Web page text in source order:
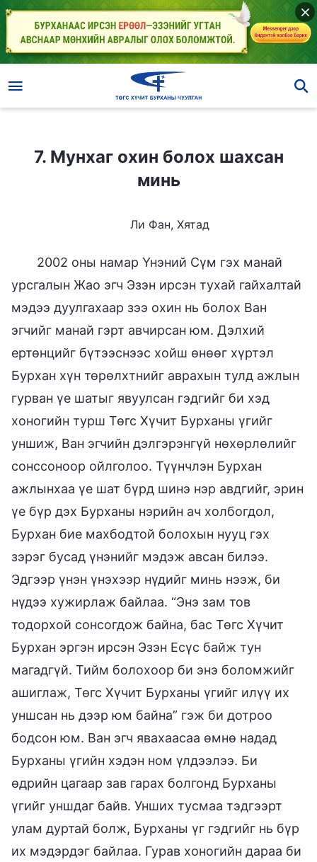
7. Мунхаг охин болох шахсан минь
7. Мунхаг охин болох шахсан
минь
Ли Фан, Хятад
2002 оны намар Үнэний Сүм гэх манай
урсгалын Жао эгч Эзэн ирсэн тухай гайхалтай
мэдээ дуулгахаар зээ охин нь болох Ван
эгчийг манай гэрт авчирсан юм. Дэлхий
ертөнцийг бүтээснээс хойш өнөөг хүртэл
Бурхан хүн төрөлхтнийг аврахын тулд ажлын
гурван үе шатыг явуулсан гэдгийг би хэд
хоногийн турш Төгс Хүчит Бурханы үгийг
уншиж, Ван эгчийн дэлгэрэнгүй нөхөрлөлийг
сонссоноор ойлголоо. Түүнчлэн Бурхан
ажлынхаа үе шат бүрд шинэ нэр авдгийг, эрин
үе бүр дэх Бурханы нэрийн ач холбогдол,
Бурхан бие махбодтой болохын нууц гэх
зэрэг бусад үнэнийг мэдэж авсан билээ.
Эдгээр үнэн үнэхээр нүдийг минь нээж, би
нүдээ хужирлаж байлаа. “Энэ зам тов
тодорхой сонсогдож байна, бас Төгс Хүчит
Бурхан эргэн ирсэн Эзэн Есүс байж тун
магадгүй. Тийм болохоор би энэ боломжийг
ашиглаж, Төгс Хүчит Бурханы үгийг илүү их
уншсан нь дээр юм байна” гэж би дотроо
бодсон юм. Ван эгч явахаасаа өмнө надад
Бурханы үгийн хэдэн ном үлдээлээ. Би
өдрийн цагаар зав гарах болгонд Бурханы
үгийг уншдаг байв. Унших тусмаа тэдгээрт
улам дуртай болж, Бурханы үг гэдгийг нь бүр
их мэдэрдэг байлаа. Гурав хоногийн дараа би